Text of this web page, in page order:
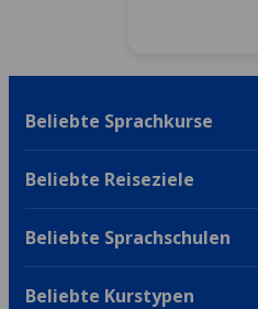
Beliebte Sprachkurse
Beliebte Reiseziele
Beliebte Sprachschulen
Beliebte Kurstypen